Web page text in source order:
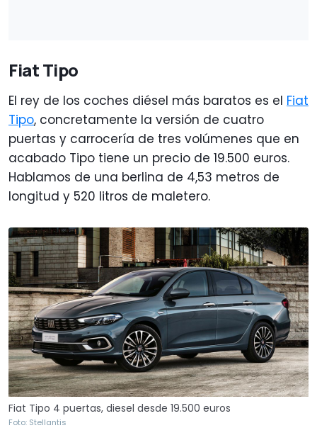
Fiat Tipo
El rey de los coches diésel más baratos es el Fiat
Tipo, concretamente la versión de cuatro
puertas y carrocería de tres volúmenes que en
acabado Tipo tiene un precio de 19.500 euros.
Hablamos de una berlina de 4,53 metros de
longitud y 520 litros de maletero.
Fiat Tipo 4 puertas, diesel desde 19.500 euros
Foto: Stellantis